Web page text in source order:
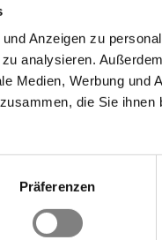
Anzeigen zu
analysieren.
Medien, Werbung und
die Sie
Präferenzen
Schweiz AG, Zürich